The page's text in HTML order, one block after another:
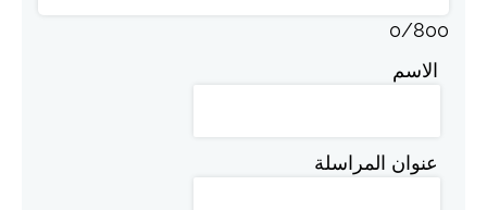
0/800
الاسم
عنوان المراسلة